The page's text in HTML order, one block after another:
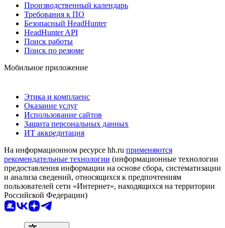
Производственный календарь
Требования к ПО
Безопасный HeadHunter
HeadHunter API
Поиск работы
Поиск по резюме
Мобильное приложение
Этика и комплаенс
Оказание услуг
Использование сайтов
Защита персональных данных
ИТ аккредитация
На информационном ресурсе hh.ru применяются
рекомендательные технологии (информационные технологии
предоставления информации на основе сбора, систематизации
и анализа сведений, относящихся к предпочтениям
пользователей сети «Интернет», находящихся на территории
Российской Федерации)